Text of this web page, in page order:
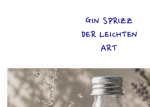
GIN SPRIZZ
DER LEICHTEN
ART